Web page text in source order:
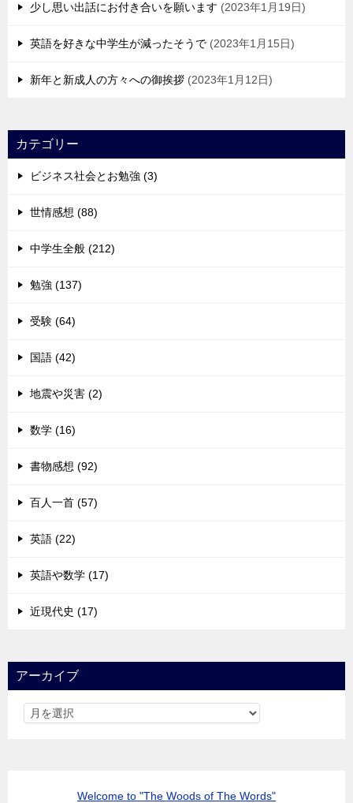
少し思い出話にお付き合いを願います 2023年1月19日
英語を好きな中学生が減ったそうで 2023年1月15日
新年と新成人の方々への御挨拶 2023年1月12日
カテゴリー
ビジネス社会とお勉強 (3)
世情感想 (88)
中学生全般 (212)
勉強 (137)
受験 (64)
国語 (42)
地震や災害 (2)
数学 (16)
書物感想 (92)
百人一首 (57)
英語 (22)
英語や数学 (17)
近現代史 (17)
アーカイブ
Welcome to "The Woods of The Words"